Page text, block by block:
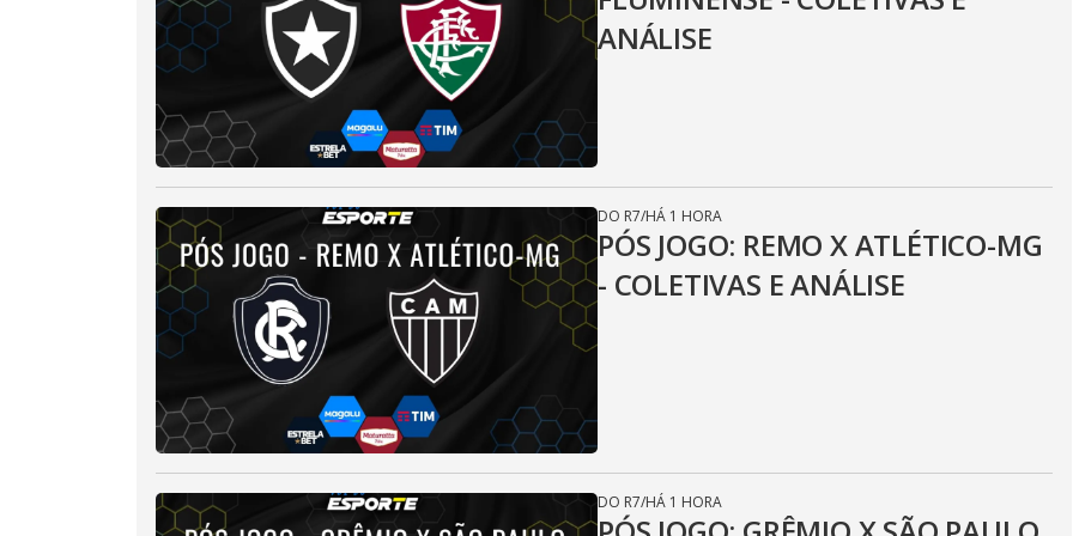
ANÁLISE
DO R7/HÁ 1 HORA
PÓS JOGO: REMO X ATLÉTICO-MG
- COLETIVAS E ANÁLISE
DO R7/HÁ 1 HORA